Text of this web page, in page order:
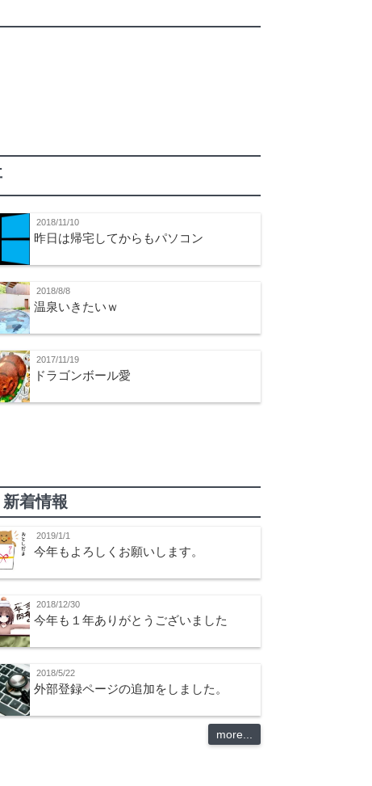
2018/11/10
昨日は帰宅してからもパソコン
2018/8/8
温泉いきたいｗ
2017/11/19
ドラゴンボール愛
新着情報
2019/1/1
今年もよろしくお願いします。
2018/12/30
今年も１年ありがとうございました
2018/5/22
外部登録ページの追加をしました。
more...